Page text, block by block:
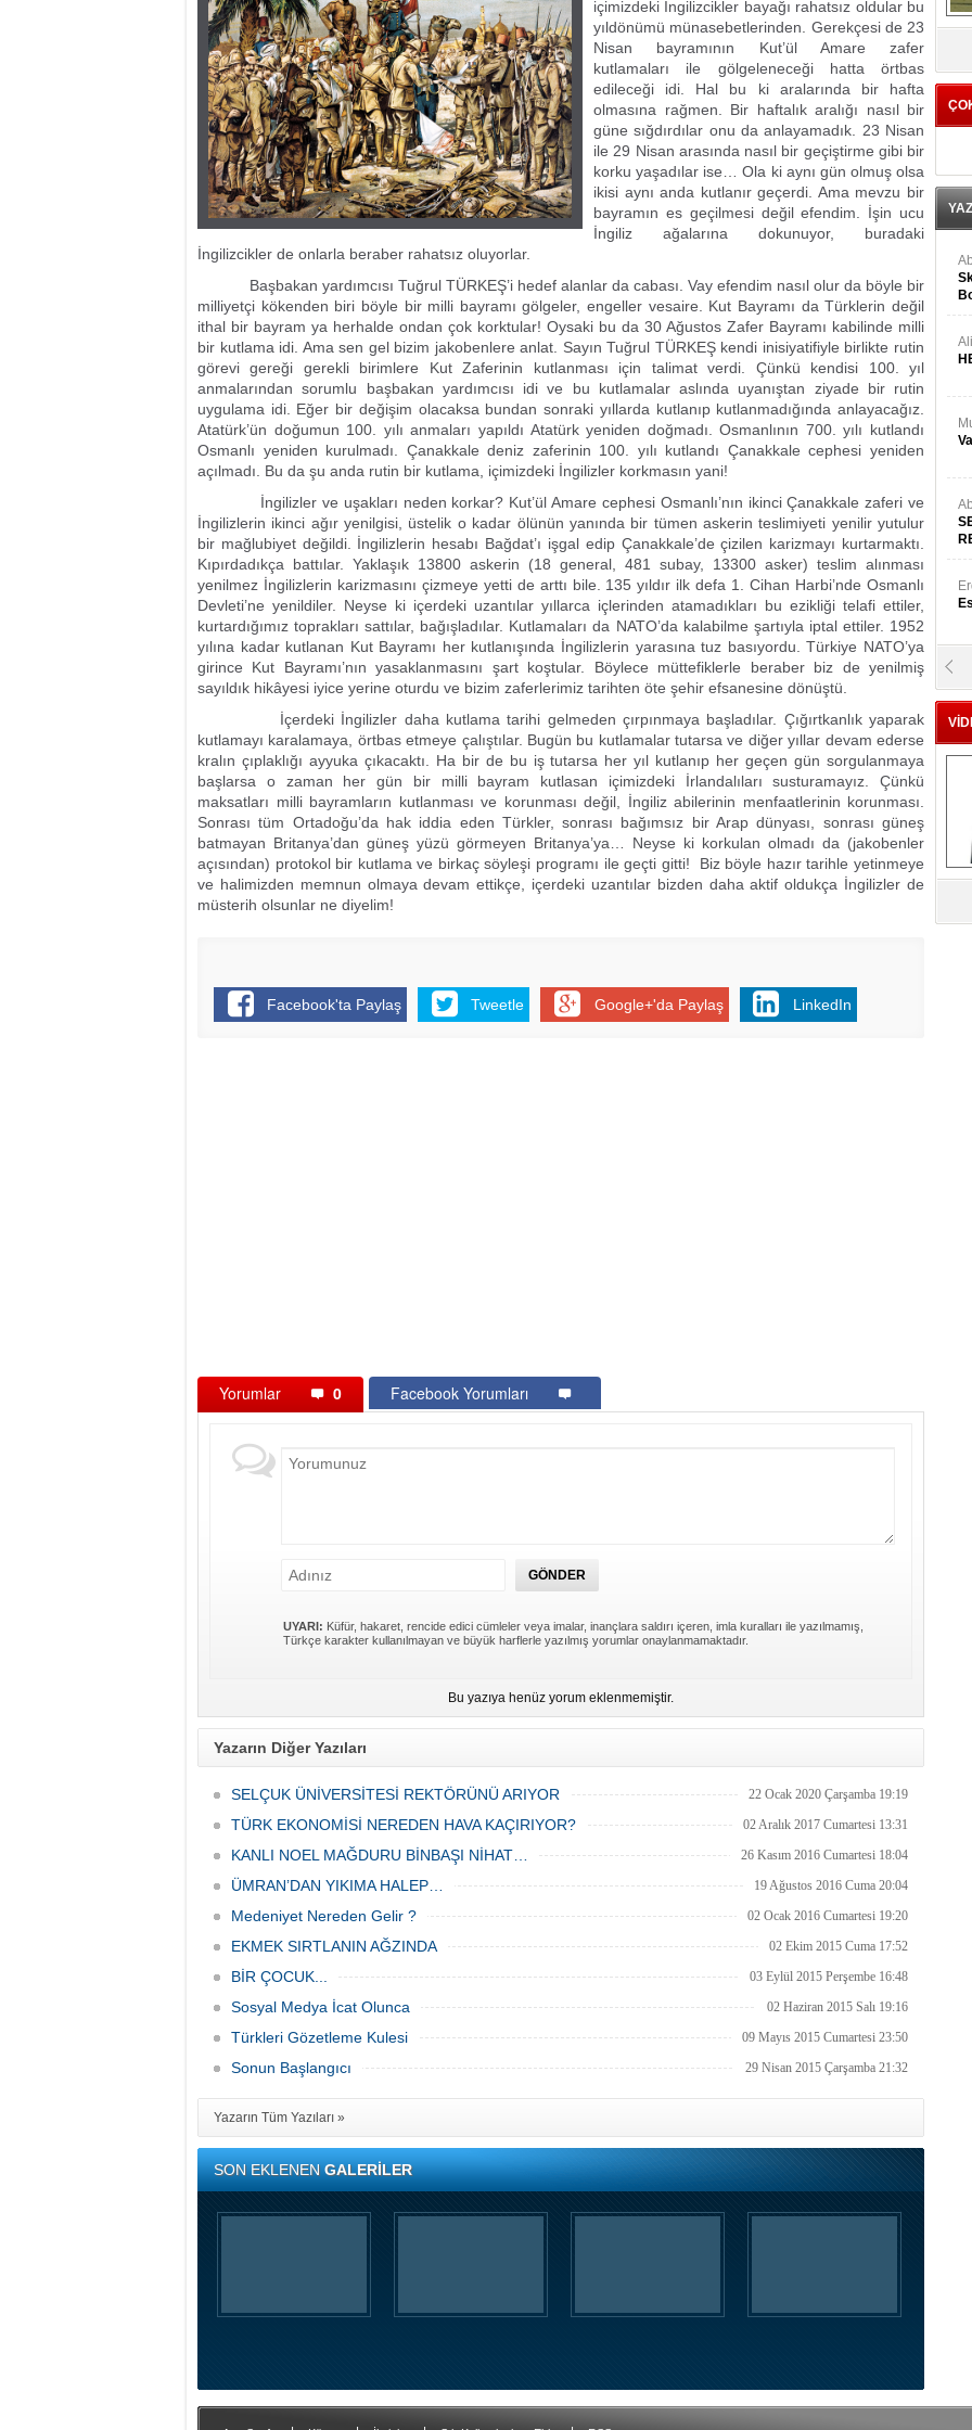
içimizdeki İngilizcikler bayağı rahatsız oldular bu
yıldönümü münasebetlerinden. Gerekçesi de 23
Nisan bayramının Kut’ül Amare zafer
kutlamaları ile gölgeleneceği hatta örtbas
edileceği idi. Hal bu ki aralarında bir hafta
olmasına rağmen. Bir haftalık aralığı nasıl bir
güne sığdırdılar onu da anlayamadık. 23 Nisan
ile 29 Nisan arasında nasıl bir geçiştirme gibi bir
korku yaşadılar ise… Ola ki aynı gün olmuş olsa
ikisi aynı anda kutlanır geçerdi. Ama mevzu bir
bayramın es geçilmesi değil efendim. İşin ucu
İngiliz ağalarına dokunuyor, buradaki
İngilizcikler de onlarla beraber rahatsız oluyorlar.
Başbakan yardımcısı Tuğrul TÜRKEŞ’i hedef alanlar da cabası. Vay efendim nasıl olur da böyle bir
milliyetçi kökenden biri böyle bir milli bayramı gölgeler, engeller vesaire. Kut Bayramı da Türklerin değil
ithal bir bayram ya herhalde ondan çok korktular! Oysaki bu da 30 Ağustos Zafer Bayramı kabilinde milli
bir kutlama idi. Ama sen gel bizim jakobenlere anlat. Sayın Tuğrul TÜRKEŞ kendi inisiyatifiyle birlikte rutin
görevi gereği gerekli birimlere Kut Zaferinin kutlanması için talimat verdi. Çünkü kendisi 100. yıl
anmalarından sorumlu başbakan yardımcısı idi ve bu kutlamalar aslında uyanıştan ziyade bir rutin
uygulama idi. Eğer bir değişim olacaksa bundan sonraki yıllarda kutlanıp kutlanmadığında anlayacağız.
Atatürk’ün doğumun 100. yılı anmaları yapıldı Atatürk yeniden doğmadı. Osmanlının 700. yılı kutlandı
Osmanlı yeniden kurulmadı. Çanakkale deniz zaferinin 100. yılı kutlandı Çanakkale cephesi yeniden
açılmadı. Bu da şu anda rutin bir kutlama, içimizdeki İngilizler korkmasın yani!
İngilizler ve uşakları neden korkar? Kut’ül Amare cephesi Osmanlı’nın ikinci Çanakkale zaferi ve
İngilizlerin ikinci ağır yenilgisi, üstelik o kadar ölünün yanında bir tümen askerin teslimiyeti yenilir yutulur
bir mağlubiyet değildi. İngilizlerin hesabı Bağdat’ı işgal edip Çanakkale’de çizilen karizmayı kurtarmaktı.
Kıpırdadıkça battılar. Yaklaşık 13800 askerin (18 general, 481 subay, 13300 asker) teslim alınması
yenilmez İngilizlerin karizmasını çizmeye yetti de arttı bile. 135 yıldır ilk defa 1. Cihan Harbi’nde Osmanlı
Devleti’ne yenildiler. Neyse ki içerdeki uzantılar yıllarca içlerinden atamadıkları bu ezikliği telafi ettiler,
kurtardığımız toprakları sattılar, bağışladılar. Kutlamaları da NATO’da kalabilme şartıyla iptal ettiler. 1952
yılına kadar kutlanan Kut Bayramı her kutlanışında İngilizlerin yarasına tuz basıyordu. Türkiye NATO’ya
girince Kut Bayramı’nın yasaklanmasını şart koştular. Böylece müttefiklerle beraber biz de yenilmiş
sayıldık hikâyesi iyice yerine oturdu ve bizim zaferlerimiz tarihten öte şehir efsanesine dönüştü.
İçerdeki İngilizler daha kutlama tarihi gelmeden çırpınmaya başladılar. Çığırtkanlık yaparak
kutlamayı karalamaya, örtbas etmeye çalıştılar. Bugün bu kutlamalar tutarsa ve diğer yıllar devam ederse
kralın çıplaklığı ayyuka çıkacaktı. Ha bir de bu iş tutarsa her yıl kutlanıp her geçen gün sorgulanmaya
başlarsa o zaman her gün bir milli bayram kutlasan içimizdeki İrlandalıları susturamayız. Çünkü
maksatları milli bayramların kutlanması ve korunması değil, İngiliz abilerinin menfaatlerinin korunması.
Sonrası tüm Ortadoğu’da hak iddia eden Türkler, sonrası bağımsız bir Arap dünyası, sonrası güneş
batmayan Britanya’dan güneş yüzü görmeyen Britanya’ya… Neyse ki korkulan olmadı da (jakobenler
açısından) protokol bir kutlama ve birkaç söyleşi programı ile geçti gitti! Biz böyle hazır tarihle yetinmeye
ve halimizden memnun olmaya devam ettikçe, içerdeki uzantılar bizden daha aktif oldukça İngilizler de
müsterih olsunlar ne diyelim!
Facebook'ta Paylaş Tweetle Google+'da Paylaş LinkedIn
Yorumlar 0 Facebook Yorumları
UYARI: Küfür, hakaret, rencide edici cümleler veya imalar, inançlara saldırı içeren, imla kuralları ile yazılmamış,
Türkçe karakter kullanılmayan ve büyük harflerle yazılmış yorumlar onaylanmamaktadır.
Bu yazıya henüz yorum eklenmemiştir.
Yazarın Diğer Yazıları
SELÇUK ÜNİVERSİTESİ REKTÖRÜNÜ ARIYOR 22 Ocak 2020 Çarşamba 19:19
TÜRK EKONOMİSİ NEREDEN HAVA KAÇIRIYOR? 02 Aralık 2017 Cumartesi 13:31
KANLI NOEL MAĞDURU BİNBAŞI NİHAT… 26 Kasım 2016 Cumartesi 18:04
ÜMRAN’DAN YIKIMA HALEP… 19 Ağustos 2016 Cuma 20:04
Medeniyet Nereden Gelir ? 02 Ocak 2016 Cumartesi 19:20
EKMEK SIRTLANIN AĞZINDA 02 Ekim 2015 Cuma 17:52
BİR ÇOCUK... 03 Eylül 2015 Perşembe 16:48
Sosyal Medya İcat Olunca 02 Haziran 2015 Salı 19:16
Türkleri Gözetleme Kulesi 09 Mayıs 2015 Cumartesi 23:50
Sonun Başlangıcı 29 Nisan 2015 Çarşamba 21:32
Yazarın Tüm Yazıları »
SON EKLENENGALERİLER